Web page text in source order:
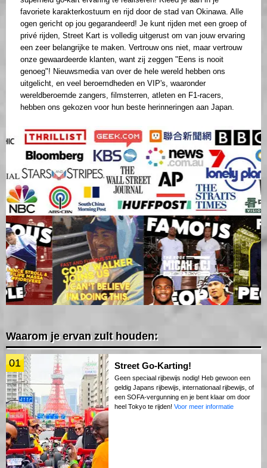
favoriete karakterkostuum en rijd door de stad van Okinawa. Alle
ogen gericht op jou gegarandeerd! Je kunt rijden met een groep of
privé rijden, Street Kart is volledig uitgerust om van jouw ervaring
een zeer belangrijke te maken. Vertrouw ons niet, maar vertrouw
onze gewaardeerde klanten, want zij zeggen "Eens is nooit
genoeg"! Nieuwsmedia van over de hele wereld hebben ons
uitgelicht, en veel beroemdheden en VIP's, waaronder
wereldberoemde zangers, filmsterren, atleten en F1-racers,
hebben ons gekozen voor hun beste herinneringen aan Japan.
Waarom je ervan zult houden:
01 Street Go-Karting!
Geen speciaal rijbewijs nodig! Heb gewoon een
geldig Japans rijbewijs, internationaal rijbewijs, of
een SOFA-vergunning en je bent klaar om door
heel Tokyo te rijden! Voor meer informatie